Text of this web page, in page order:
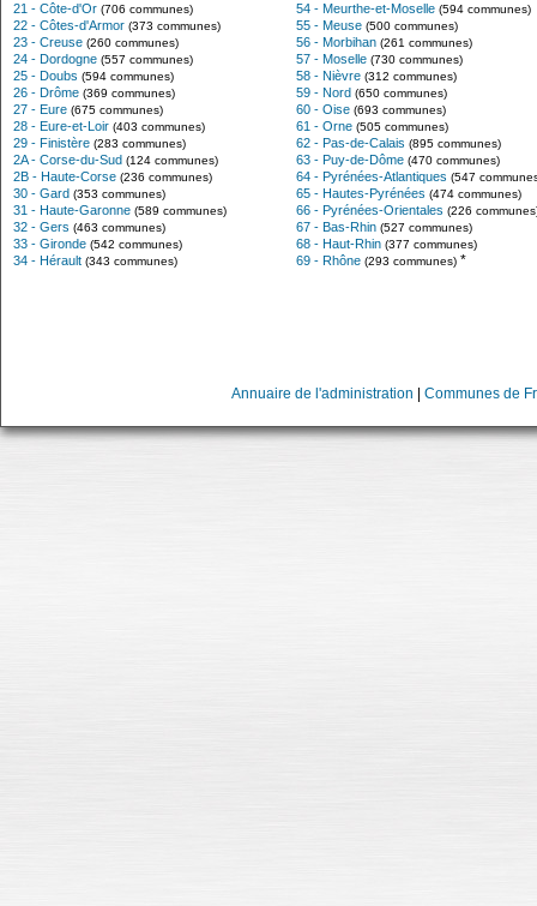
21 - Côte-d'Or (706 communes)
22 - Côtes-d'Armor (373 communes)
23 - Creuse (260 communes)
24 - Dordogne (557 communes)
25 - Doubs (594 communes)
26 - Drôme (369 communes)
27 - Eure (675 communes)
28 - Eure-et-Loir (403 communes)
29 - Finistère (283 communes)
2A - Corse-du-Sud (124 communes)
2B - Haute-Corse (236 communes)
30 - Gard (353 communes)
31 - Haute-Garonne (589 communes)
32 - Gers (463 communes)
33 - Gironde (542 communes)
34 - Hérault (343 communes)
54 - Meurthe-et-Moselle (594 communes)
55 - Meuse (500 communes)
56 - Morbihan (261 communes)
57 - Moselle (730 communes)
58 - Nièvre (312 communes)
59 - Nord (650 communes)
60 - Oise (693 communes)
61 - Orne (505 communes)
62 - Pas-de-Calais (895 communes)
63 - Puy-de-Dôme (470 communes)
64 - Pyrénées-Atlantiques (547
65 - Hautes-Pyrénées (474 communes)
66 - Pyrénées-Orientales (226
67 - Bas-Rhin (527 communes)
68 - Haut-Rhin (377 communes)
69 - Rhône (293 communes) *
Annuaire de l'administration Communes de